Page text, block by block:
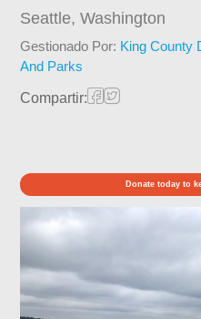
Seattle,Washington
Gestionado Por: King County
And Parks
Compartir:
Donate today to